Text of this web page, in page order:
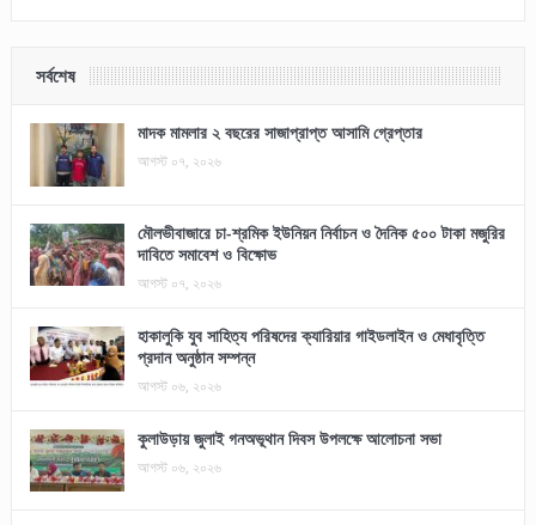
সর্বশেষ
মাদক মামলার ২ বছরের সাজাপ্রাপ্ত আসামি গ্রেপ্তার
আগস্ট ০৭, ২০২৬
মৌলভীবাজারে চা-শ্রমিক ইউনিয়ন নির্বাচন ও দৈনিক ৫০০ টাকা মজুরির
দাবিতে সমাবেশ ও বিক্ষোভ
আগস্ট ০৭, ২০২৬
হাকালুকি যুব সাহিত্য পরিষদের ক্যারিয়ার গাইডলাইন ও মেধাবৃত্তি
প্রদান অনুষ্ঠান সম্পন্ন
আগস্ট ০৬, ২০২৬
কুলাউড়ায় জুলাই গনঅভূথান দিবস উপলক্ষে আলোচনা সভা
আগস্ট ০৬, ২০২৬